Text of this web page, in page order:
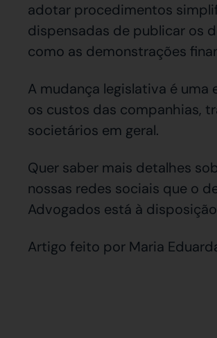
adotar procedimentos
dispensadas de publicar os
como as demonstrações
A mudança legislativa é
os custos das companhias,
societários em geral.
Quer saber mais detalhes
nossas redes sociais que o
Advogados está à
Artigo feito por Maria